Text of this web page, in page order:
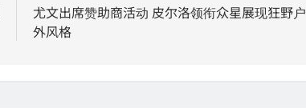
尤文出席赞助商活动 皮尔洛领衔众星展现狂野户
外风格